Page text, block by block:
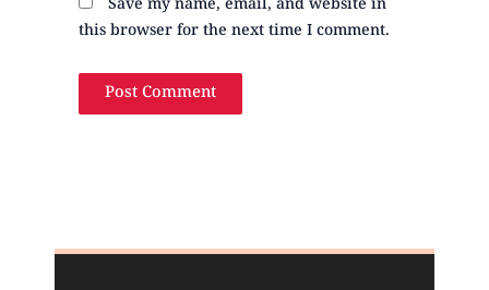
Save my name, email, and website in
this browser for the next time I comment.